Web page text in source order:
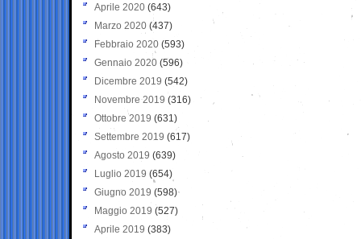
Aprile 2020 (643)
Marzo 2020 (437)
Febbraio 2020 (593)
Gennaio 2020 (596)
Dicembre 2019 (542)
Novembre 2019 (316)
Ottobre 2019 (631)
Settembre 2019 (617)
Agosto 2019 (639)
Luglio 2019 (654)
Giugno 2019 (598)
Maggio 2019 (527)
Aprile 2019 (383)